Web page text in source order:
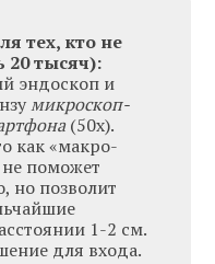
тех, кто не
20 тысяч):
эндоскоп и
микроскоп-
(50х).
как «макро-
не поможет
но позволит
1-2 см.
для входа.